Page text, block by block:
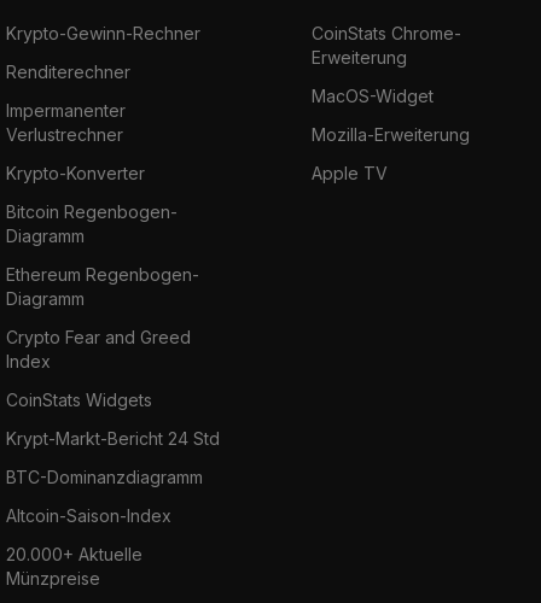
Krypto-Gewinn-Rechner
Renditerechner
Impermanenter
Verlustrechner
Krypto-Konverter
Bitcoin Regenbogen-
Diagramm
Ethereum Regenbogen-
Diagramm
Crypto Fear and Greed
Index
CoinStats Widgets
Krypt-Markt-Bericht 24 Std
BTC-Dominanzdiagramm
Altcoin-Saison-Index
20.000+ Aktuelle
Münzpreise
CoinStats Chrome-
Erweiterung
MacOS-Widget
Mozilla-Erweiterung
Apple TV